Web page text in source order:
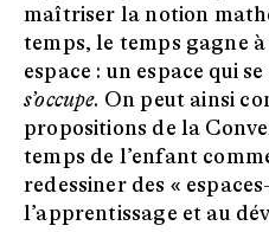
maîtriser la notion
temps, le temps gagne
espace : un espace qui
s’occupe. On peut ainsi
propositions de la
temps de l’enfant
redessiner des «
l’apprentissage et au